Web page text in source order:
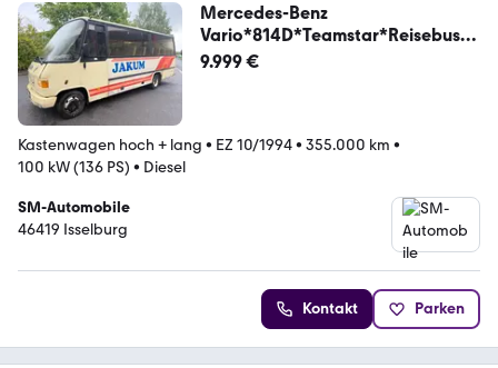
Mercedes-Benz
Vario*814D*Teamstar*Reisebus*2
1 Sitzer*Maxi-XXL*
9.999 €
Kastenwagen hoch + lang • EZ 10/1994• 355.000 km •
100 kW (136 PS) • Diesel
SM-Automobile
46419 Isselburg
Kontakt Parken